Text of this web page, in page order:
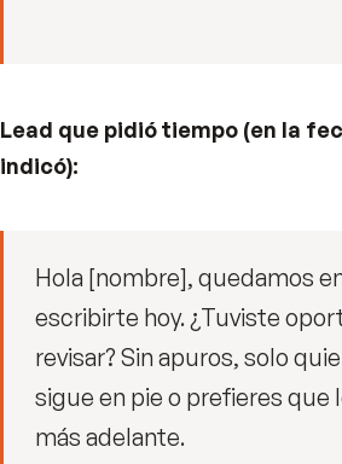
Lead que pidió tiempo (en la
indicó):
Hola [nombre], quedamos
escribirte hoy. ¿Tuviste
revisar? Sin apuros, solo
sigue en pie o prefieres que
más adelante.